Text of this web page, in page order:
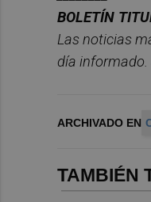
BOLETÍN
Las noticias
día informado.
ARCHIVADO EN
TAMBIÉN